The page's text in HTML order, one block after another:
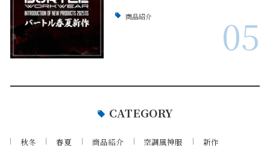
商品紹介 05
CATEGORY
秋冬 春夏 商品紹介 空調風神服 新作